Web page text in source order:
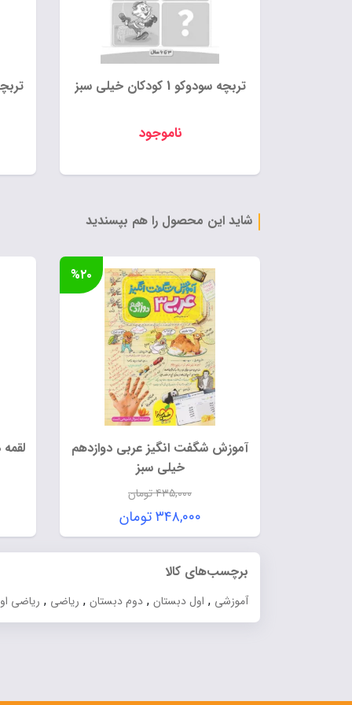
تربچه سودوکو 1 کودکان خیلی سبز
ناموجود
تربچه
شاید این محصول را هم بپسندید
آموزش شگفت انگیز عربی دوازدهم
خیلی سبز
۴۳۵,۰۰۰تومان
قیمت
اصلی:
۴۳۵,۰۰۰ تومان
۳۴۸,۰۰۰تومان
قیمت
فعلی:
%۲۰
برچسب‌های کالا
آموزشی , اول دبستان , دوم دبستان , ریاضی , ریاضی